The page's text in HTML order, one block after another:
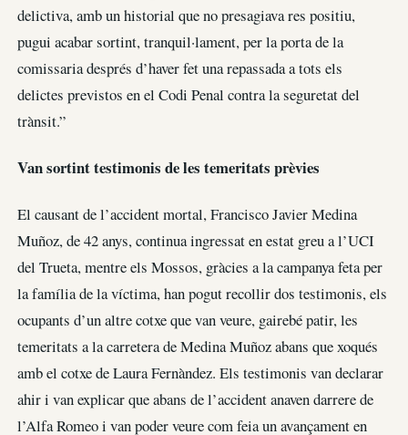
delictiva, amb un historial que no presagiava res positiu,
pugui acabar sortint, tranquil·lament, per la porta de la
comissaria després d’haver fet una repassada a tots els
delictes previstos en el Codi Penal contra la seguretat del
trànsit.”
Van sortint testimonis de les temeritats prèvies
El causant de l’accident mortal, Francisco Javier Medina
Muñoz, de 42 anys, continua ingressat en estat greu a l’UCI
del Trueta, mentre els Mossos, gràcies a la campanya feta per
la família de la víctima, han pogut recollir dos testimonis, els
ocupants d’un altre cotxe que van veure, gairebé patir, les
temeritats a la carretera de Medina Muñoz abans que xoqués
amb el cotxe de Laura Fernàndez. Els testimonis van declarar
ahir i van explicar que abans de l’accident anaven darrere de
l’Alfa Romeo i van poder veure com feia un avançament en